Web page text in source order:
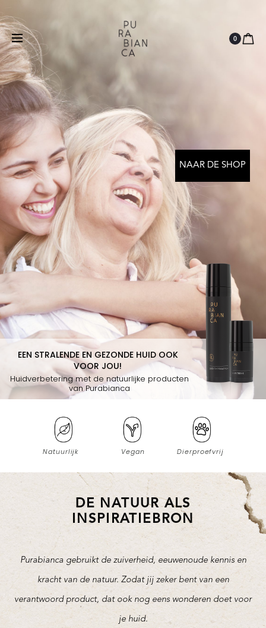
Vegan
Dierproefvrij 0
EEN STRALENDE EN GEZONDE HUID OOK
VOOR JOU!
Huidverbetering met de natuurlijke producten
van Purabianca
NAAR DE SHOP
Natuurlijk Vegan Dierproefvrij
DE NATUUR ALS
INSPIRATIEBRON
Purabianca gebruikt de zuiverheid, eeuwenoude kennis en
kracht van de natuur. Zodat jij zeker bent van een
verantwoord product, dat ook nog eens wonderen doet voor
je huid.